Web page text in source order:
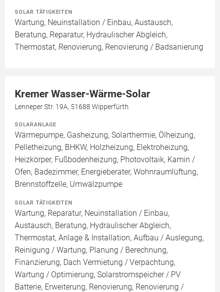
SOLAR TÄTIGKEITEN
Wartung, Neuinstallation / Einbau, Austausch,
Beratung, Reparatur, Hydraulischer Abgleich,
Thermostat, Renovierung, Renovierung / Badsanierung
Kremer Wasser-Wärme-Solar
Lenneper Str. 19A, 51688 Wipperfürth
SOLARANLAGE
Wärmepumpe, Gasheizung, Solarthermie, Ölheizung,
Pelletheizung, BHKW, Holzheizung, Elektroheizung,
Heizkörper, Fußbodenheizung, Photovoltaik, Kamin /
Ofen, Badezimmer, Energieberater, Wohnraumlüftung,
Brennstoffzelle, Umwälzpumpe
SOLAR TÄTIGKEITEN
Wartung, Reparatur, Neuinstallation / Einbau,
Austausch, Beratung, Hydraulischer Abgleich,
Thermostat, Anlage & Installation, Aufbau / Auslegung,
Reinigung / Wartung, Planung / Berechnung,
Finanzierung, Dach Vermietung / Verpachtung,
Wartung / Optimierung, Solarstromspeicher / PV
Batterie, Erweiterung, Renovierung, Renovierung /